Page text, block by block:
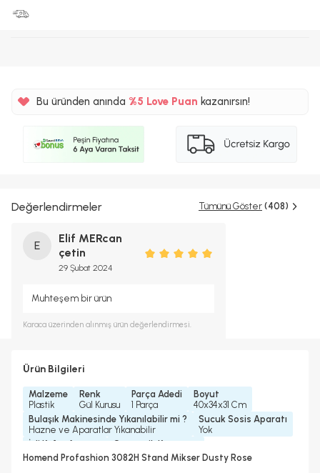
Bu üründen anında %5
%5
Love Puan kazanırsın!
Değerlendirmeler Tümünü Göster (408)
E
Elif MERcan
çetin
29 Şubat 2024
Muhteşem bir ürün
Karaca üzerinden alınmış ürün değerlendirmesi.
Ürün Bilgileri
Malzeme
Plastik
Renk
Gül Kurusu
Parça Adedi
1 Parça
Boyut
40x34x31 Cm
Bulaşık Makinesinde Yıkanılabilir mi ?
Hazne ve Aparatlar Yıkanabilir
Sucuk Sosis Aparatı
Yok
İçli Köfte Aparatı
Yok
Otomatik Kapanma
Var
Homend Profashion 3082H Stand Mikser Dusty Rose